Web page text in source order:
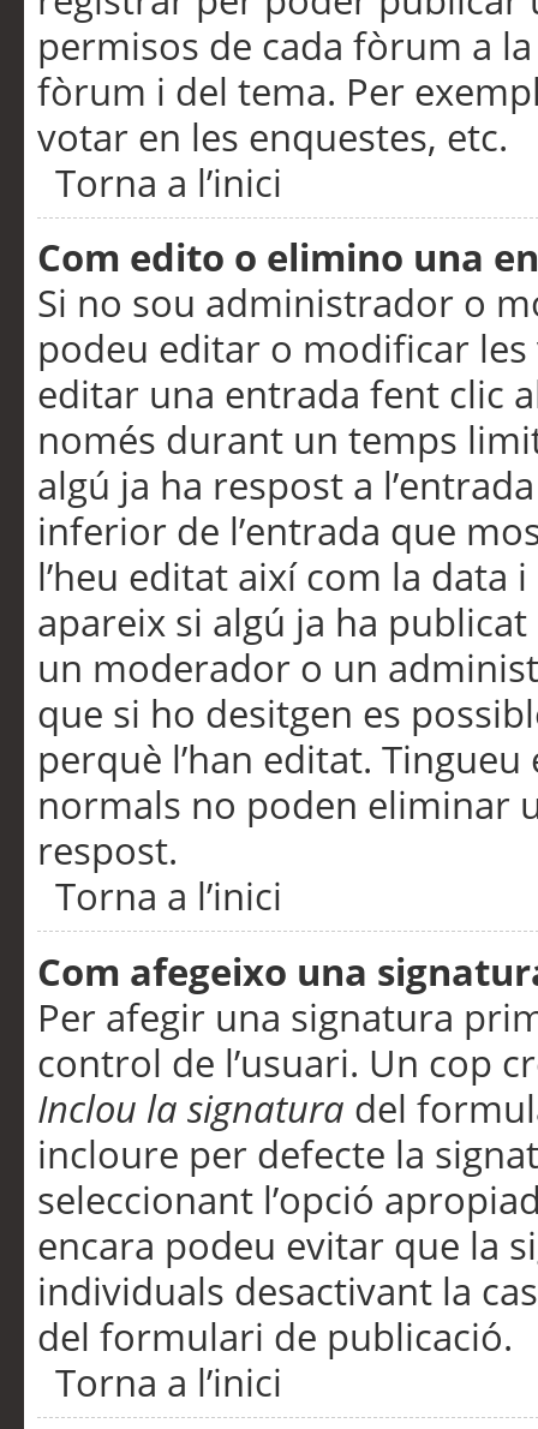
permisos de cada fòrum a
fòrum i del tema. Per
votar en les enquestes, etc.
Torna a l’inici
Com edito o elimino una
Si no sou administrador o
podeu editar o modificar
editar una entrada fent clic
només durant un temps
algú ja ha respost a
inferior de l’entrada que
l’heu editat així com la data
apareix si algú ja ha
un moderador o un
que si ho desitgen es
perquè l’han editat.
normals no poden eliminar
respost.
Torna a l’inici
Com afegeixo una
Per afegir una signatura
control de l’usuari. Un cop
Inclou la signatura del
incloure per defecte la
seleccionant l’opció
encara podeu evitar que la
individuals desactivant la
del formulari de publicació.
Torna a l’inici